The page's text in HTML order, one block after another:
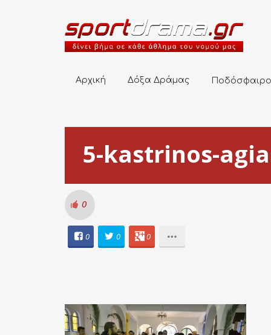
Αρχική Δόξα Δράμας Ποδόσφαιρο
5-kastrinos-
0
0 0 0